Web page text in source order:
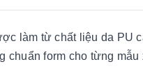
làm từ chất liệu da PU
form cho từng